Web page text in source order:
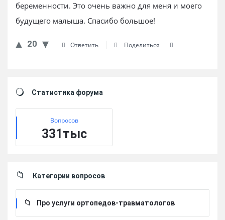
беременности. Это очень важно для меня и моего
будущего малыша. Спасибо большое!
20 Ответить Поделиться
Статистика форума
Вопросов
331тыс
Категории вопросов
Про услуги ортопедов-травматологов